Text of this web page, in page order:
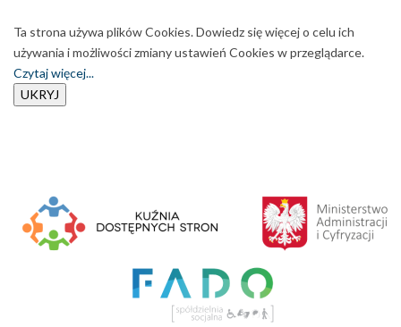
Ta strona używa plików Cookies. Dowiedz się więcej o celu ich
używania i możliwości zmiany ustawień Cookies w przeglądarce.
Czytaj więcej...